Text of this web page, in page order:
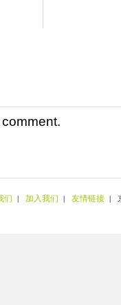
们 | 加入我们 | 友情链接 |